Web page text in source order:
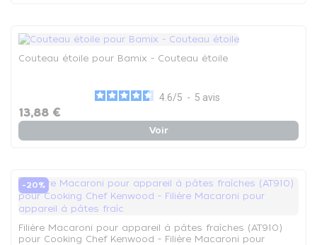
Couteau étoile pour Bamix - Couteau étoile
4.6/5 - 5 avis
13,88 €
Voir
-20%
Filière Macaroni pour appareil à pâtes fraîches (AT910)
pour Cooking Chef Kenwood - Filière Macaroni pour